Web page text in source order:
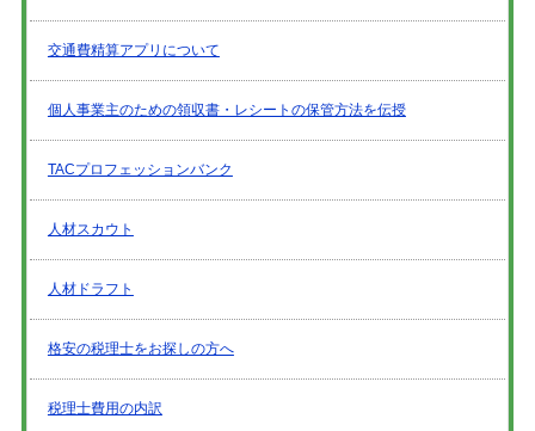
交通費精算アプリについて
個人事業主のための領収書・レシートの保管方法を伝授
TACプロフェッションバンク
人材スカウト
人材ドラフト
格安の税理士をお探しの方へ
税理士費用の内訳